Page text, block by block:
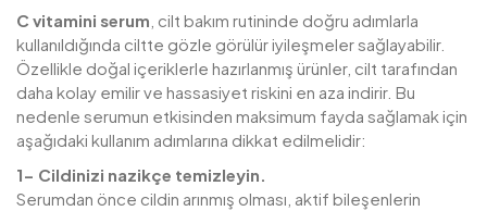
C vitamini serum , cilt bakım rutininde doğru adımlarla
kullanıldığında ciltte gözle görülür iyileşmeler sağlayabilir.
Özellikle doğal içeriklerle hazırlanmış ürünler, cilt tarafından
daha kolay emilir ve hassasiyet riskini en aza indirir. Bu
nedenle serumun etkisinden maksimum fayda sağlamak için
aşağıdaki kullanım adımlarına dikkat edilmelidir:
1- Cildinizi nazikçe temizleyin.
Serumdan önce cildin arınmış olması, aktif bileşenlerin